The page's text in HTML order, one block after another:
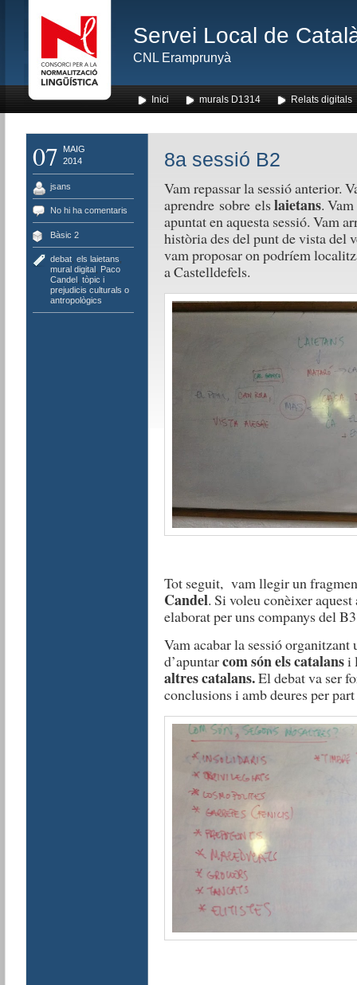
Servei Local de
CNL Eramprunyà
Inici murals D1314 Relats digitals
07
MAIG
2014
jsans
No hi ha comentaris
Bàsic 2
debat, els laietans
mural digital, Paco
Candel, tòpic i
prejudicis culturals o
antropològics
8a sessió B2
Vam repassar la sessió anterior.
aprendre sobre elslaietans.
apuntat en aquesta sessió. Vam
història des del punt de vista del
vam proposar on podríem
a Castelldefels.
Tot seguit, vam llegir un
Candel. Si voleu conèixer
elaborat per uns companys del
Vam acabar la sessió organitzant
d’apuntarcom són els catalansi
altres catalans.El debat va ser
conclusions i amb deures per